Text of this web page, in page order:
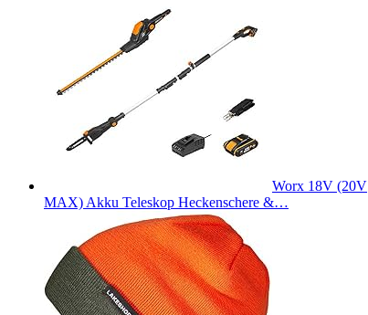
Worx 18V (20V
MAX) Akku Teleskop Heckenschere &…